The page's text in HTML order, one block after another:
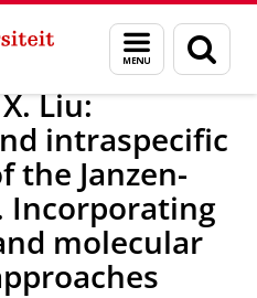
Menu
en
zoeken
Liu:
intraspecific
the Janzen-
Incorporating
molecular